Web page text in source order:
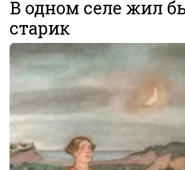
В одном селе жил
старик